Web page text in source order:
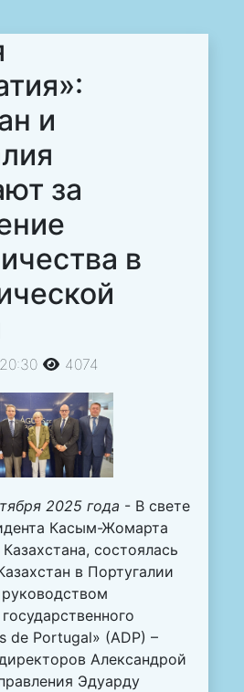
и
за
в
4074
2025 года - В свете
Касым-Жомарта
состоялась
в Португалии
de Portugal» (ADP) –
Александрой
Эдуарду